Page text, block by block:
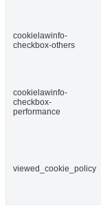
cookielawinfo-
checkbox-others
cookielawinfo-
checkbox-
performance
viewed_cookie_policy